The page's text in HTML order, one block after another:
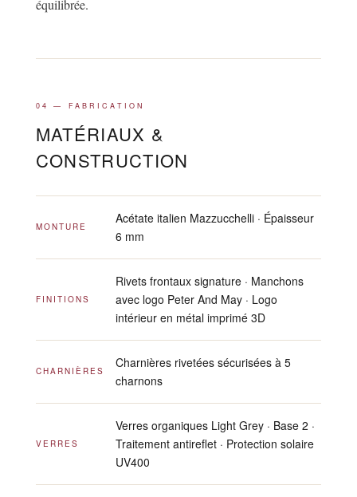
équilibrée.
04 — FABRICATION
MATÉRIAUX &
CONSTRUCTION
MONTURE
Acétate italien Mazzucchelli · Épaisseur
6 mm
FINITIONS
Rivets frontaux signature · Manchons
avec logo Peter And May · Logo
intérieur en métal imprimé 3D
CHARNIÈRES
Charnières rivetées sécurisées à 5
charnons
VERRES
Verres organiques Light Grey · Base 2 ·
Traitement antireflet · Protection solaire
UV400